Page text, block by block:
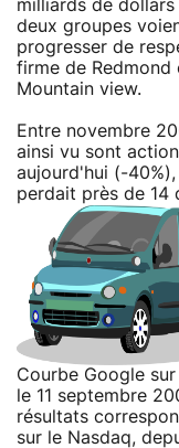
milliards de
deux groupes
progresser de
firme de
Mountain view.
Entre novembre
ainsi vu sont
aujourd'hui (-
perdait près de 14
Courbe Google
le 11 septembre
résultats
sur le Nasdaq,